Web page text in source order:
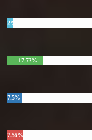
2%
17.73%
7.5%
7.56%